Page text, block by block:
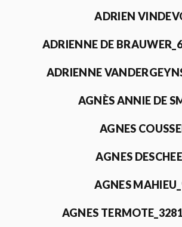
ADRIEN
ADRIENNE DE
ADRIENNE
AGNÈS ANNIE DE
AGNES
AGNES
AGNES
AGNES